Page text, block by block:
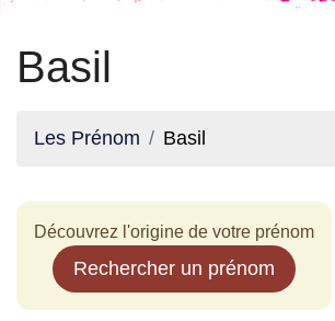
Basil
Les Prénom Basil
Découvrez l'origine de votre prénom
Rechercher un prénom